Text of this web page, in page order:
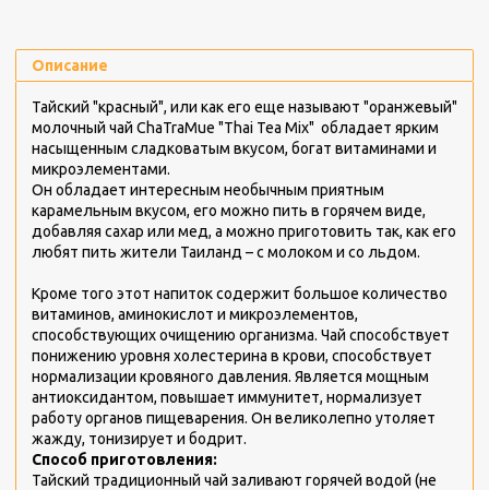
Описание
Тайский "красный", или как его еще называют "оранжевый"
молочный чай ChaTraMue "Thai Tea Mix" обладает ярким
насыщенным сладковатым вкусом, богат витаминами и
микроэлементами.
Он обладает интересным необычным приятным
карамельным вкусом, его можно пить в горячем виде,
добавляя сахар или мед, а можно приготовить так, как его
любят пить жители Таиланд – с молоком и со льдом.
Кроме того этот напиток содержит большое количество
витаминов, аминокислот и микроэлементов,
способствующих очищению организма. Чай способствует
понижению уровня холестерина в крови, способствует
нормализации кровяного давления. Является мощным
антиоксидантом, повышает иммунитет, нормализует
работу органов пищеварения. Он великолепно утоляет
жажду, тонизирует и бодрит.
Способ приготовления:
Тайский традиционный чай заливают горячей водой (не